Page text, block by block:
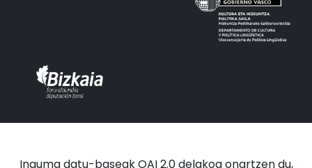
Inguma datu-baseak OAI 2.0 delakoa onartzen du,